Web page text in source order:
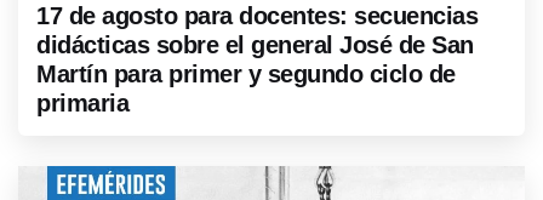
17 de agosto para docentes: secuencias
didácticas sobre el general José de San
Martín para primer y segundo ciclo de
primaria